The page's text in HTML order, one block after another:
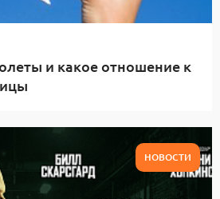
и какое отношение к
НОВОСТИ